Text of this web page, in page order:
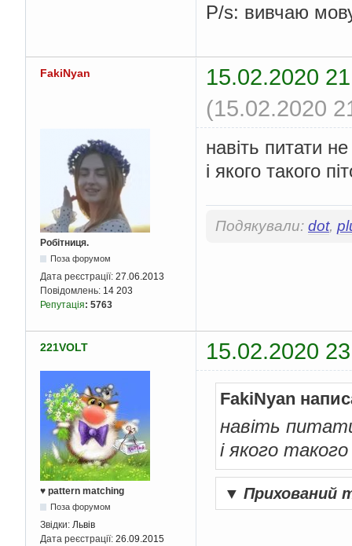
P/s: вивчаю
FakiNyan
15.02.2020
(15.02.2020
Робітниця.
Поза форумом
Дата реєстрації: 27.06.2013
Повідомлень: 14 203
Репутація: 5763
навіть питати
і якого такого
Подякували: dot,
221VOLT 15.02.2020
♥ pattern matching
Поза форумом
Звідки: Львів
Дата реєстрації: 26.09.2015
FakiNyan
навіть
і якого
▼ Прихований